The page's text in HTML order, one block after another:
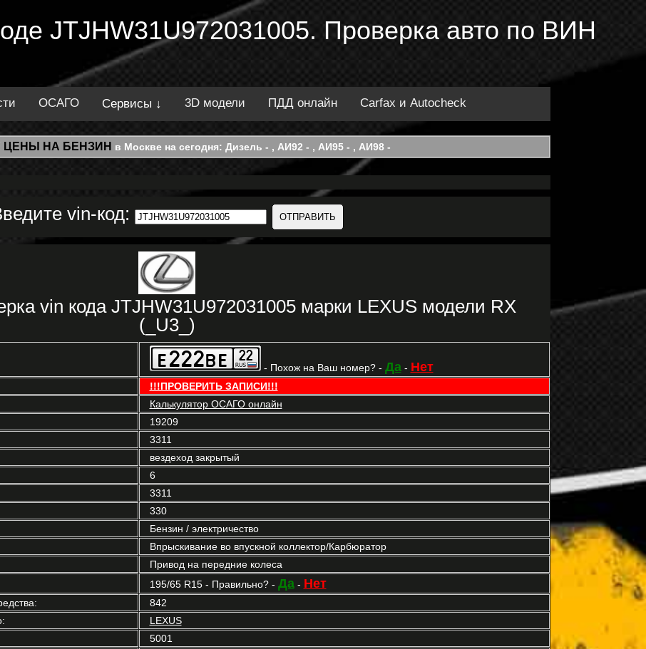
JTJHW31U972031005. Проверка авто по ВИН
ОСАГО Сервисы ↓ 3D модели ПДД онлайн Carfax и Autocheck
ЦЕНЫ НА БЕНЗИН в Москве на сегодня: Дизель - , АИ92 - , АИ95 - , АИ98 -
vin-код:
vin кода JTJHW31U972031005 марки LEXUS модели RX
(_U3_)
- Похож на Ваш номер? - Да- Нет
!!!ПРОВЕРИТЬ ЗАПИСИ!!!
Калькулятор ОСАГО онлайн
19209
3311
вездеход закрытый
6
3311
330
Бензин / электричество
Впрыскивание во впускной коллектор/Карбюратор
Привод на передние колеса
195/65 R15 - Правильно? - Да- Нет
842
LEXUS
5001